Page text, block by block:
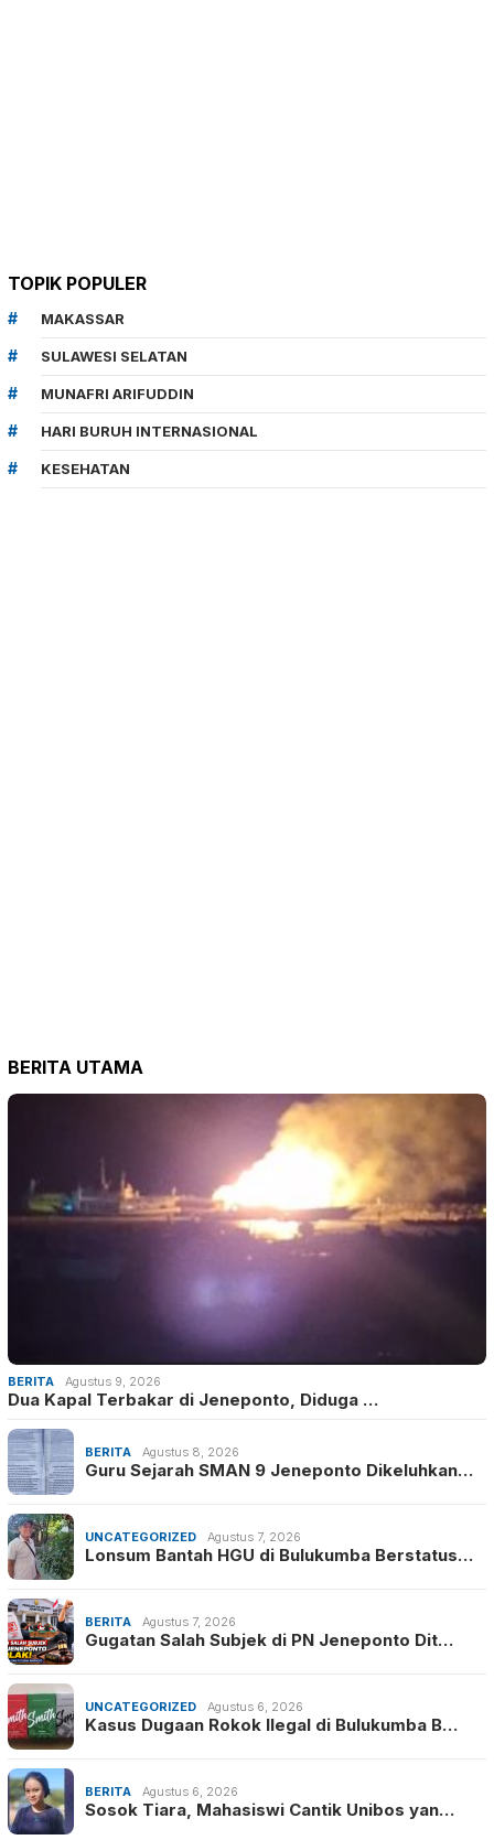
TOPIK POPULER
MAKASSAR
SULAWESI SELATAN
MUNAFRI ARIFUDDIN
HARI BURUH INTERNASIONAL
KESEHATAN
BERITA UTAMA
BERITA Agustus 9, 2026
Dua Kapal Terbakar di Jeneponto, Diduga …
BERITA Agustus 8, 2026
Guru Sejarah SMAN 9 Jeneponto Dikeluhkan…
UNCATEGORIZED Agustus 7, 2026
Lonsum Bantah HGU di Bulukumba Berstatus…
BERITA Agustus 7, 2026
Gugatan Salah Subjek di PN Jeneponto Dit…
UNCATEGORIZED Agustus 6, 2026
Kasus Dugaan Rokok Ilegal di Bulukumba B…
BERITA Agustus 6, 2026
Sosok Tiara, Mahasiswi Cantik Unibos yan…